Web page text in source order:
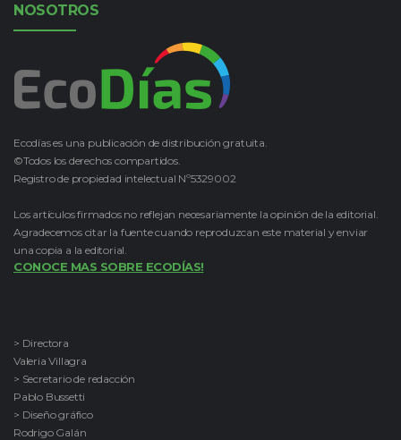
NOSOTROS
Ecodías es una publicación de distribución gratuita.
©Todos los derechos compartidos.
Registro de propiedad intelectual Nº5329002
Los artículos firmados no reflejan necesariamente la opinión de la editorial.
Agradecemos citar la fuente cuando reproduzcan este material y enviar
una copia a la editorial.
CONOCE MAS SOBRE ECODÍAS!
> Directora
Valeria Villagra
> Secretario de redacción
Pablo Bussetti
> Diseño gráfico
Rodrigo Galán